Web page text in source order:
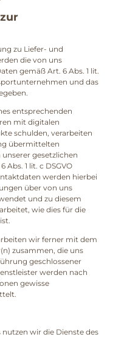
zu Liefer- und
die von uns
gemäß Art. 6 Abs. 1 lit.
und das
entsprechenden
mit digitalen
schulden, verarbeiten
übermittelten
gesetzlichen
1 lit. c DSGVO
werden hierbei
über von uns
und zu diesem
wie dies für die
wir ferner mit dem
zusammen, die uns
geschlossener
werden nach
gewisse
nutzen wir die Dienste des